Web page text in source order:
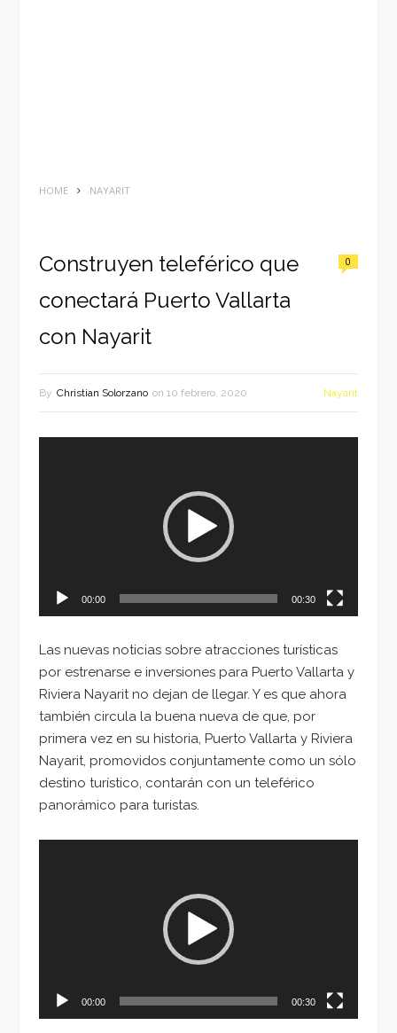
HOME NAYARIT
Construyen teleférico que
conectará Puerto Vallarta
con Nayarit
0
By Christian Solorzano on 10 febrero, 2020 Nayarit
00:00 00:30
Las nuevas noticias sobre atracciones turísticas
por estrenarse e inversiones para Puerto Vallarta y
Riviera Nayarit no dejan de llegar. Y es que ahora
también circula la buena nueva de que, por
primera vez en su historia, Puerto Vallarta y Riviera
Nayarit, promovidos conjuntamente como un sólo
destino turístico, contarán con un teleférico
panorámico para turistas.
00:00 00:30